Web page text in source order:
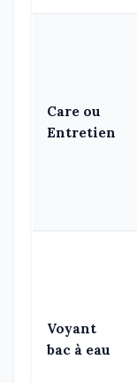
Care ou
Entretien
Voyant
bac à eau